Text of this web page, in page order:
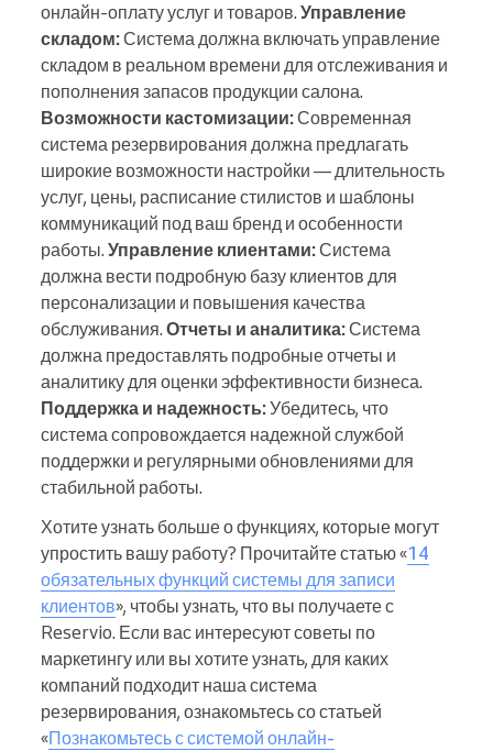
онлайн-оплату услуг и товаров. Управление
складом:Система должна включать управление
складом в реальном времени для отслеживания и
пополнения запасов продукции салона.
Возможности кастомизации:Современная
система резервирования должна предлагать
широкие возможности настройки — длительность
услуг, цены, расписание стилистов и шаблоны
коммуникаций под ваш бренд и особенности
работы. Управление клиентами:Система
должна вести подробную базу клиентов для
персонализации и повышения качества
обслуживания. Отчеты и аналитика:Система
должна предоставлять подробные отчеты и
аналитику для оценки эффективности бизнеса.
Поддержка и надежность:Убедитесь, что
система сопровождается надежной службой
поддержки и регулярными обновлениями для
стабильной работы.
Хотите узнать больше о функциях, которые могут
упростить вашу работу? Прочитайте статью «14
обязательных функций системы для записи
клиентов», чтобы узнать, что вы получаете с
Reservio. Если вас интересуют советы по
маркетингу или вы хотите узнать, для каких
компаний подходит наша система
резервирования, ознакомьтесь со статьей
«Познакомьтесь с системой онлайн-